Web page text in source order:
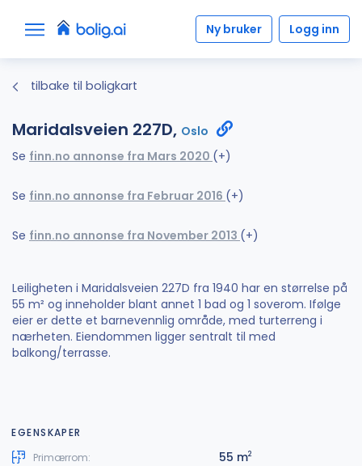
Ny bruker Logg inn
tilbake til boligkart
Maridalsveien 227D, Oslo
Se finn.no annonse fra Mars 2020 (+)
Se finn.no annonse fra Februar 2016 (+)
Se finn.no annonse fra November 2013 (+)
Leiligheten i Maridalsveien 227D fra 1940 har en størrelse på
55 m² og inneholder blant annet 1 bad og 1 soverom. Ifølge
eier er dette et barnevennlig område, med turterreng i
nærheten. Eiendommen ligger sentralt til med
balkong/terrasse.
EGENSKAPER
Primærrom:
55 m2